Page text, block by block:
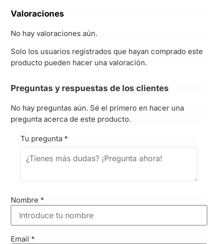
Valoraciones
No hay valoraciones aún.
Solo los usuarios registrados que hayan comprado este
producto pueden hacer una valoración.
Preguntas y respuestas de los clientes
No hay preguntas aún. Sé el primero en hacer una
pregunta acerca de este producto.
Tu pregunta *
Nombre *
Email *